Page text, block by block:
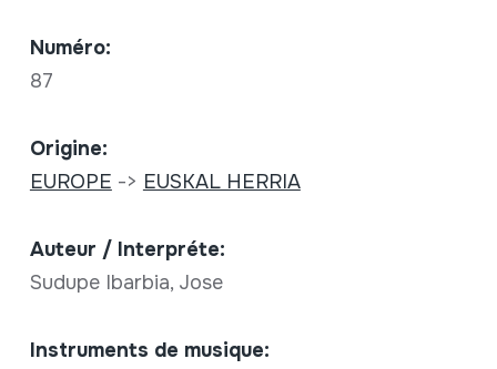
Numéro:
87
Origine:
EUROPE -> EUSKAL HERRIA
Auteur / Interpréte:
Sudupe Ibarbia, Jose
Instruments de musique: